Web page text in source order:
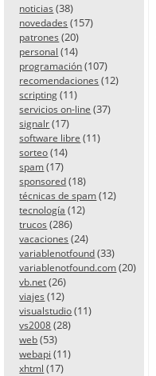
noticias (38)
novedades (157)
patrones (20)
personal (14)
programación (107)
recomendaciones (12)
scripting (11)
servicios on-line (37)
signalr (17)
software libre (11)
sorteo (14)
spam (17)
sponsored (18)
técnicas de spam (12)
tecnología (12)
trucos (286)
vacaciones (24)
variablenotfound (33)
variablenotfound.com (20)
vb.net (26)
viajes (12)
visualstudio (11)
vs2008 (28)
web (53)
webapi (11)
xhtml (17)